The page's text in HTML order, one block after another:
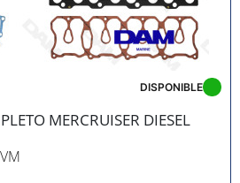
MERCRUISER DIESEL
DISPONIBLE